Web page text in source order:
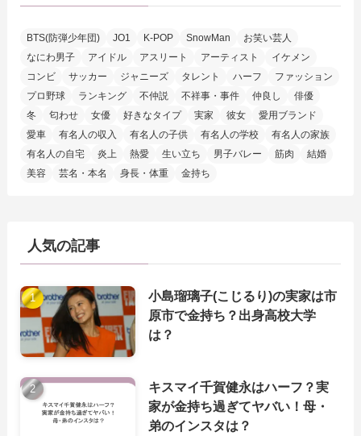
BTS(防弾少年団) JO1 K-POP SnowMan
お笑い芸人
なにわ男子
アイドル アスリート アーティスト
イケメン
コンビ
サッカー ジャニーズ タレント ハーフ
ファッション
プロ野球
ランキング 不仲説 不祥事・事件 仲良し
俳優
冬
匂わせ 女優 好きなタイプ 実家 彼女
愛用ブランド
愛車
有名人の収入 有名人の子供 有名人の学校
有名人の家族
有名人の自宅
炎上 熱愛 生い立ち 男子バレー 筋肉
結婚
美容
芸名・本名 身長・体重 金持ち
人気の記事
小島瑠璃子(こじるり)の実家は市
原市で金持ち？出身高校大学
は？
キスマイ千賀健永はハーフ？実
家が金持ち過ぎてヤバい！母・
弟のインスタは？